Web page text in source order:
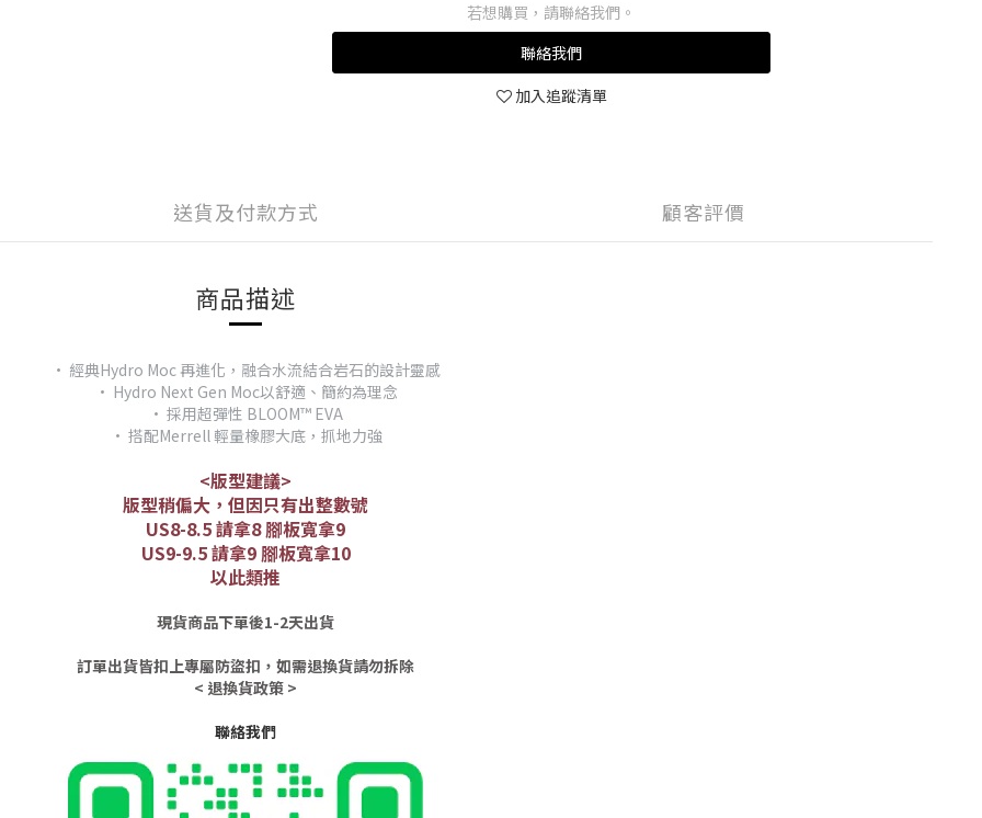
若想購買，請聯絡我們。
聯絡我們
加入追蹤清單
送貨及付款方式 顧客評價
商品描述
• 經典Hydro Moc 再進化，融合水流結合岩石的設計靈感
• Hydro Next Gen Moc以舒適、簡約為理念
• 採用超彈性 BLOOM™ EVA
• 搭配Merrell 輕量橡膠大底，抓地力強
<版型建議>
版型稍偏大，但因只有出整數號
US8-8.5 請拿8 腳板寬拿9
US9-9.5 請拿9 腳板寬拿10
以此類推
現貨商品下單後1-2天出貨
訂單出貨皆扣上專屬防盜扣，如需退換貨請勿拆除
< 退換貨政策 >
聯絡我們